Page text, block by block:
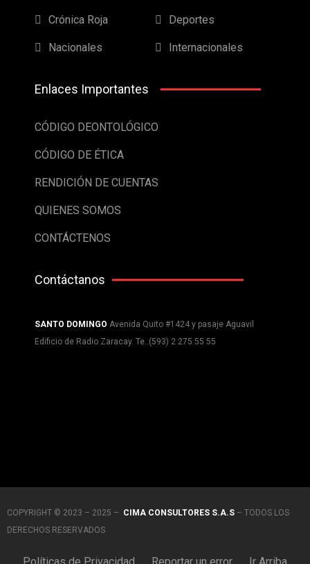
Crónica Roja Deportes
Nacionales Internacionales
Enlaces Importantes
CÓDIGO DEONTOLÓGICO
CÓDIGO DE ÉTICA
RENDICIÓN DE CUENTAS
QUIENES SOMOS
CONTÁCTENOS
Contáctanos
SANTO DOMINGO Avenida Quito #1424 y pasaje Aguavil
Edificio de Radio Zaracay. Te.:(593) 2 275 55 55
COPYRIGHT © 2023 – 2025 – CIMA CONSULTORES S.A.S – TODOS LOS
DERECHOS RESERVADOS